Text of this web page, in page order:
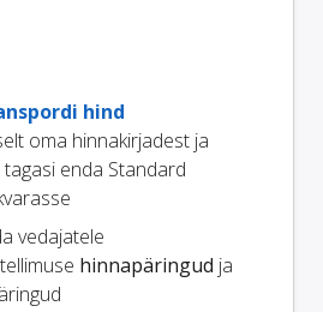
hind
oma hinnakirjadest ja
enda Standard
vedajatele
hinnapäringud ja